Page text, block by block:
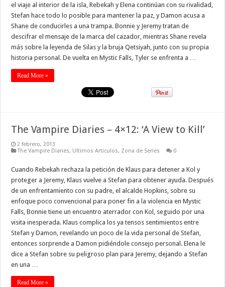
el viaje al interior de la isla, Rebekah y Elena continúan con su rivalidad,
Stefan hace todo lo posible para mantener la paz, y Damon acusa a
Shane de conducirles a una trampa. Bonnie y Jeremy tratan de
descifrar el mensaje de la marca del cazador, mientras Shane revela
más sobre la leyenda de Silas y la bruja Qetsiyah, junto con su propia
historia personal. De vuelta en Mystic Falls, Tyler se enfrenta a …
Read More »
The Vampire Diaries – 4×12: ‘A View to Kill’
2 febrero, 2013
The Vampire Diaries, Ultimos Articulos, Zona de Series 0
Cuando Rebekah rechaza la petición de Klaus para detener a Kol y
proteger a Jeremy, Klaus vuelve a Stefan para obtener ayuda. Después
de un enfrentamiento con su padre, el alcalde Hopkins, sobre su
enfoque poco convencional para poner fin a la violencia en Mystic
Falls, Bonnie tiene un encuentro aterrador con Kol, seguido por una
visita inesperada. Klaus complica los ya tensos sentimientos entre
Stefan y Damon, revelando un poco de la vida personal de Stefan,
entonces sorprende a Damon pidiéndole consejo personal. Elena le
dice a Stefan sobre su peligroso plan para Jeremy, dejando a Stefan
en una …
Read More »